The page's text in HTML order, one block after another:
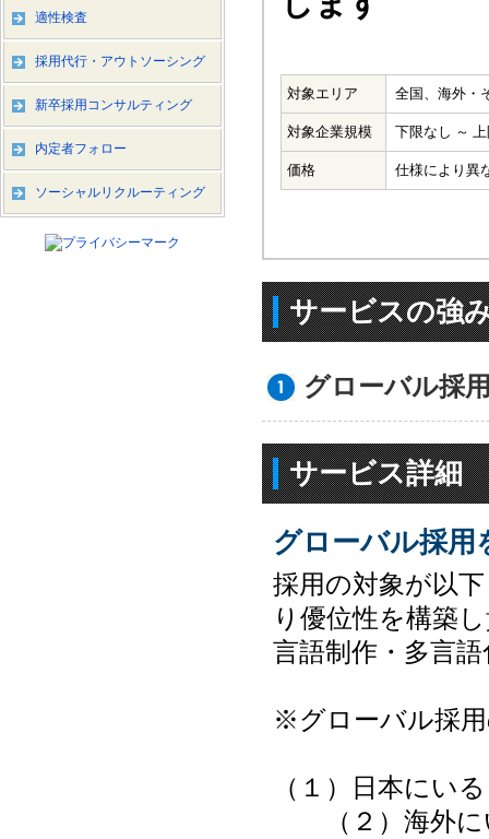
対象エリア 全国、海外・
対象企業規模 下限なし ～
価格 仕様により異
サービスの強
グローバル採
サービス詳細
グローバル採用
採用の対象が以
り優位性を構築
言語制作・多言
※グローバル採
（１）日本にい
（２）海外に
適性検査
採用代行・アウトソーシング
新卒採用コンサルティング
内定者フォロー
ソーシャルリクルーティング